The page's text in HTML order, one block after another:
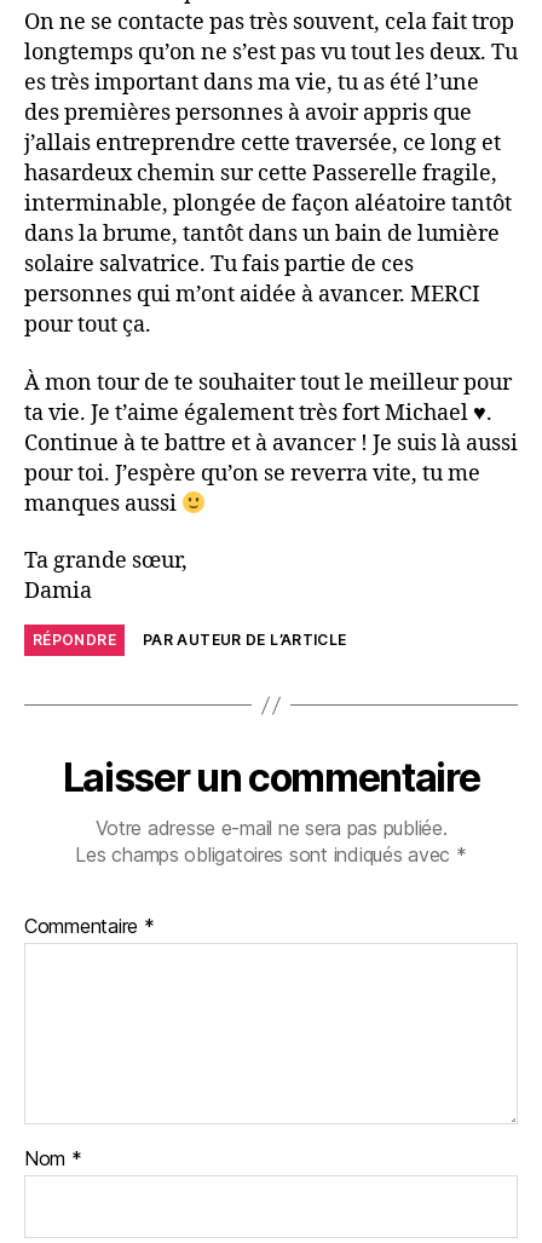
On ne se contacte pas très souvent, cela fait trop
longtemps qu’on ne s’est pas vu tout les deux. Tu
es très important dans ma vie, tu as été l’une
des premières personnes à avoir appris que
j’allais entreprendre cette traversée, ce long et
hasardeux chemin sur cette Passerelle fragile,
interminable, plongée de façon aléatoire tantôt
dans la brume, tantôt dans un bain de lumière
solaire salvatrice. Tu fais partie de ces
personnes qui m’ont aidée à avancer. MERCI
pour tout ça.
À mon tour de te souhaiter tout le meilleur pour
ta vie. Je t’aime également très fort Michael ♥️.
Continue à te battre et à avancer ! Je suis là aussi
pour toi. J’espère qu’on se reverra vite, tu me
manques aussi
Ta grande sœur,
Damia
RÉPONDRE PAR AUTEUR DE L’ARTICLE
Laisser un commentaire
Votre adresse e-mail ne sera pas publiée.
Les champs obligatoires sont indiqués avec *
Commentaire *
Nom *